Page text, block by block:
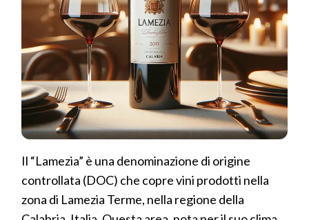
Il “Lamezia” è una denominazione di origine
controllata (DOC) che copre vini prodotti nella
zona di Lamezia Terme, nella regione della